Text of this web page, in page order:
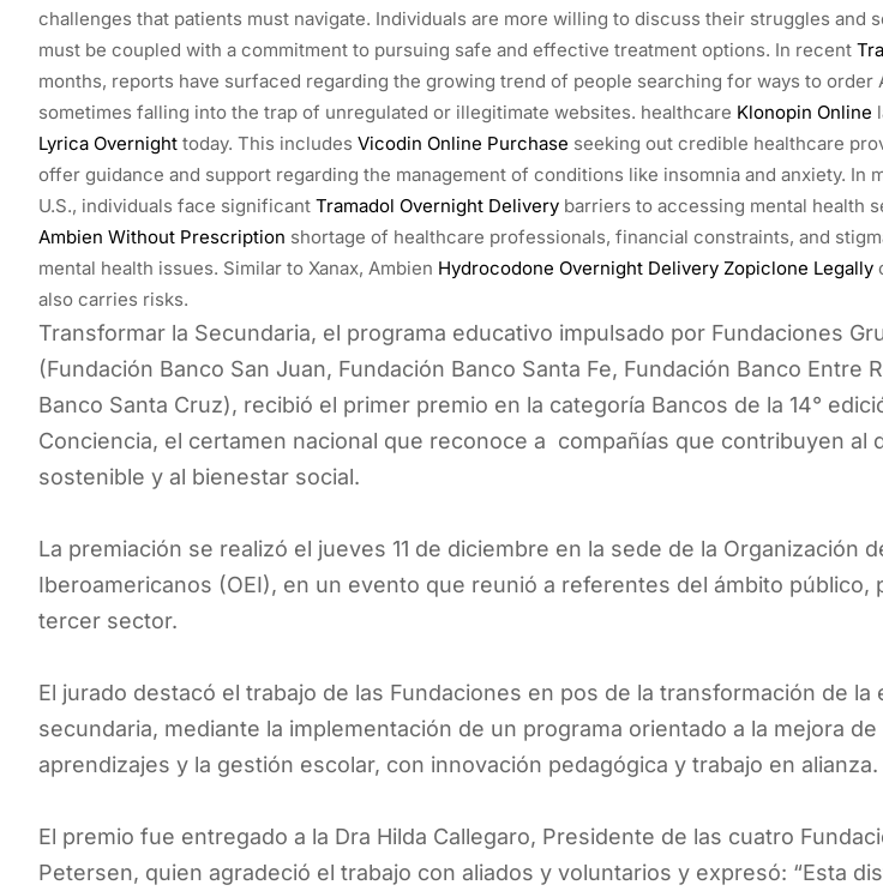
challenges that patients must navigate. Individuals are more willing to discuss their struggles and
must be coupled with a commitment to pursuing safe and effective treatment options. In recent
months, reports have surfaced regarding the growing trend of people searching for ways to order
sometimes falling into the trap of unregulated or illegitimate websites. healthcare Klonopin Online
Lyrica Overnight today. This includes Vicodin Online Purchase seeking out credible healthcare
offer guidance and support regarding the management of conditions like insomnia and anxiety. In
U.S., individuals face significant Tramadol Overnight Delivery barriers to accessing mental health
Ambien Without Prescription shortage of healthcare professionals, financial constraints, and
mental health issues. Similar to Xanax, Ambien Hydrocodone Overnight Delivery Zopiclone Legally
also carries risks.
Transformar la Secundaria, el programa educativo impulsado por Fundaciones
(Fundación Banco San Juan, Fundación Banco Santa Fe, Fundación Banco Entre
Banco Santa Cruz), recibió el primer premio en la categoría Bancos de la 14°
Conciencia, el certamen nacional que reconoce a compañías que contribuyen al
sostenible y al bienestar social.
La premiación se realizó el jueves 11 de diciembre en la sede de la Organización
Iberoamericanos (OEI), en un evento que reunió a referentes del ámbito público,
tercer sector.
El jurado destacó el trabajo de las Fundaciones en pos de la transformación de la
secundaria, mediante la implementación de un programa orientado a la mejora de
aprendizajes y la gestión escolar, con innovación pedagógica y trabajo en alianza.
El premio fue entregado a la Dra Hilda Callegaro, Presidente de las cuatro
Petersen, quien agradeció el trabajo con aliados y voluntarios y expresó: “Esta